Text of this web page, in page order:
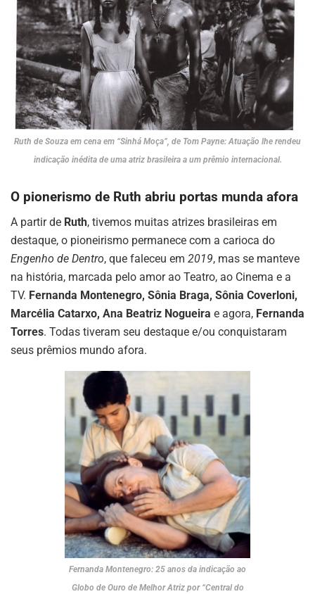
Ruth de Souza em cena em “Sinhá Moça”, de Tom Payne: Atuação lhe rendeu
indicação inédita de uma atriz brasileira a um prêmio internacional.
O pionerismo de Ruth abriu portas munda afora
A partir de Ruth, tivemos muitas atrizes brasileiras em
destaque, o pioneirismo permanece com a carioca do
Engenho de Dentro, que faleceu em 2019, mas se manteve
na história, marcada pelo amor ao Teatro, ao Cinema e a
TV. Fernanda Montenegro, Sônia Braga, Sônia Coverloni,
Marcélia Catarxo, Ana Beatriz Nogueira e agora, Fernanda
Torres. Todas tiveram seu destaque e/ou conquistaram
seus prêmios mundo afora.
Fernanda Montenegro: 25 anos da indicação ao
Globo de Ouro de Melhor Atriz por “Central do